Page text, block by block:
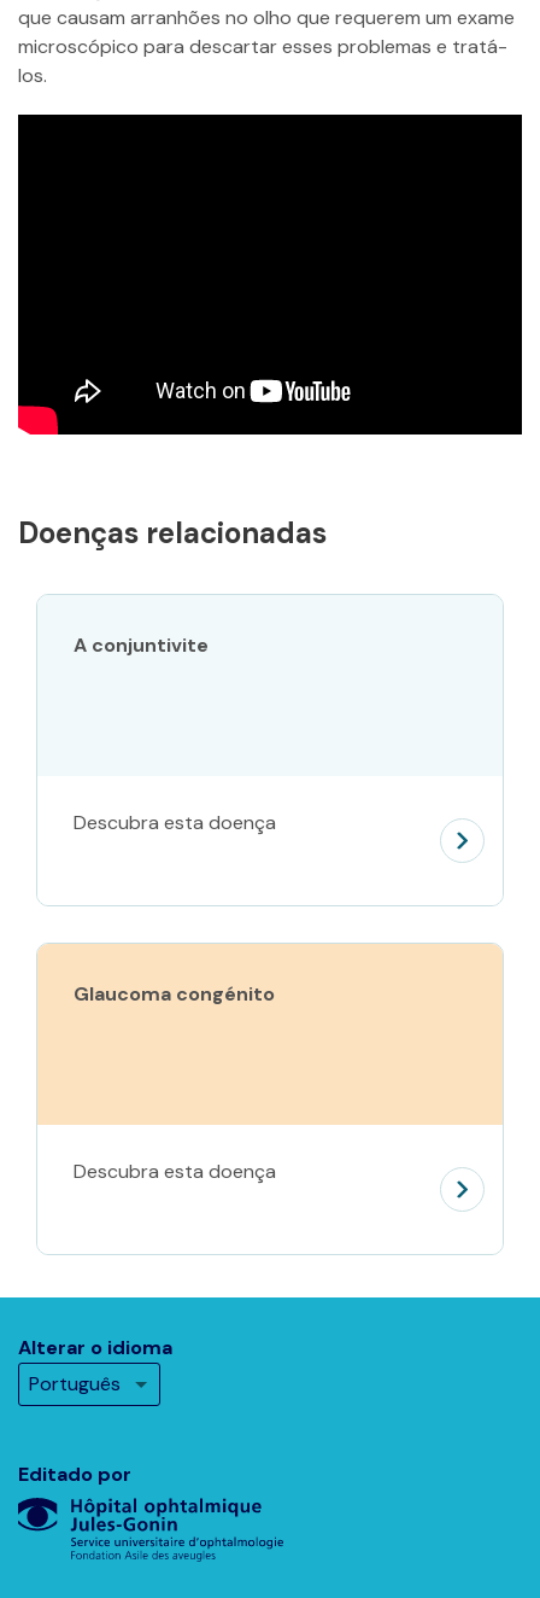
que causam arranhões no olho que requerem um exame
microscópico para descartar esses problemas e tratá-
los.
Doenças relacionadas
Descubra esta doença
A conjuntivite
Descubra esta doença
Glaucoma congénito
Editado por
Alterar o idioma